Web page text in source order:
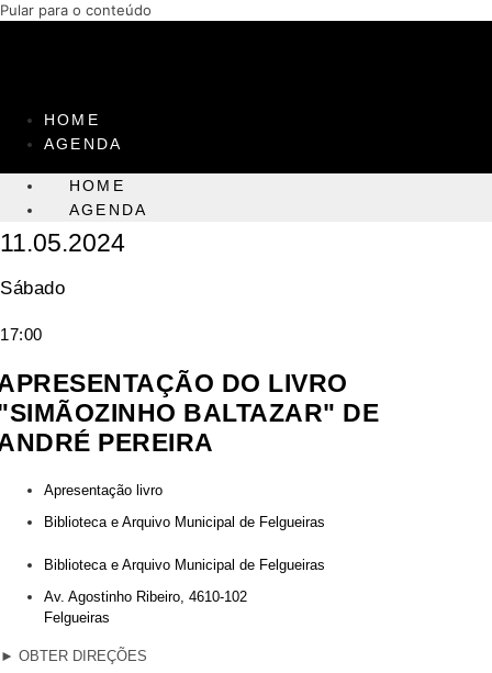
Pular para o conteúdo
HOME
AGENDA
HOME
AGENDA
11.05.2024
Sábado
17:00
DO LIVRO
BALTAZAR" DE
PEREIRA
Apresentação livro
Biblioteca e Arquivo Municipal de Felgueiras
Biblioteca e Arquivo Municipal de Felgueiras
Av. Agostinho Ribeiro, 4610-102
Felgueiras
► OBTER DIREÇÕES